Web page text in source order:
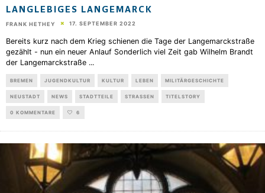
LANGLEBIGES LANGEMARCK
FRANK HETHEY 17. SEPTEMBER 2022
Bereits kurz nach dem Krieg schienen die Tage der Langemarckstraße
gezählt - nun ein neuer Anlauf Sonderlich viel Zeit gab Wilhelm Brandt
der Langemarckstraße ...
BREMEN JUGENDKULTUR KULTUR LEBEN MILITÄRGESCHICHTE
NEUSTADT NEWS STADTTEILE STRASSEN TITELSTORY
0 KOMMENTARE 6